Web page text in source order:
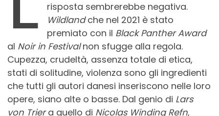
risposta sembrerebbe negativa.
Wildlandche nel 2021 è stato
premiato con il Black Panther Award
al Noir in Festivalnon sfugge alla regola.
Cupezza, crudeltà, assenza totale di etica,
stati di solitudine, violenza sono gli ingredienti
che tutti gli autori danesi inseriscono nelle loro
opere, siano alte o basse. Dal genio di Lars
von Triera quello di Nicolas Winding Refn,